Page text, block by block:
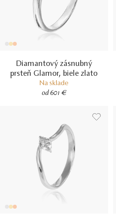
Diamantový zásnubný
prsteň Glamor, biele zlato
Na sklade
od 601 €